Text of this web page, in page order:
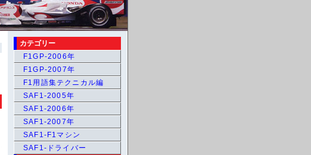
カテゴリー
F1GP-2006年
F1GP-2007年
F1用語集テクニカル編
SAF1-2005年
SAF1-2006年
SAF1-2007年
SAF1-F1マシン
SAF1-ドライバー